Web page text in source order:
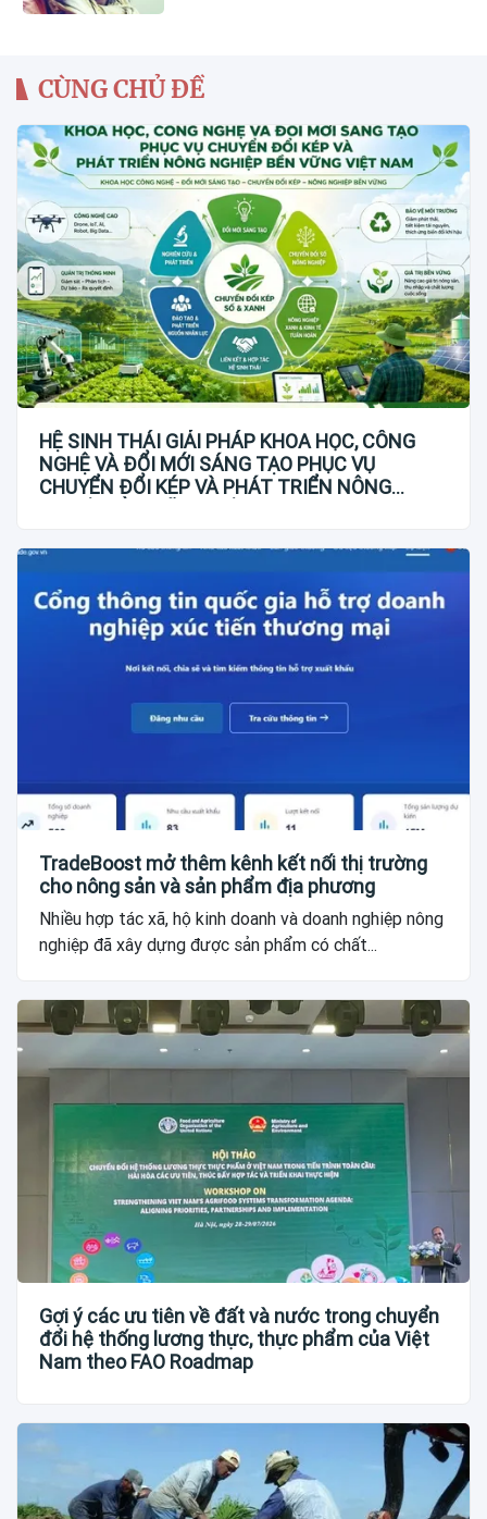
CÙNG CHỦ ĐỀ
HỆ SINH THÁI GIẢI PHÁP KHOA HỌC, CÔNG
NGHỆ VÀ ĐỔI MỚI SÁNG TẠO PHỤC VỤ
CHUYỂN ĐỔI KÉP VÀ PHÁT TRIỂN NÔNG
TradeBoost mở thêm kênh kết nối thị trường
cho nông sản và sản phẩm địa phương
Nhiều hợp tác xã, hộ kinh doanh và doanh nghiệp nông
nghiệp đã xây dựng được sản phẩm có chất...
Gợi ý các ưu tiên về đất và nước trong chuyển
đổi hệ thống lương thực, thực phẩm của Việt
Nam theo FAO Roadmap